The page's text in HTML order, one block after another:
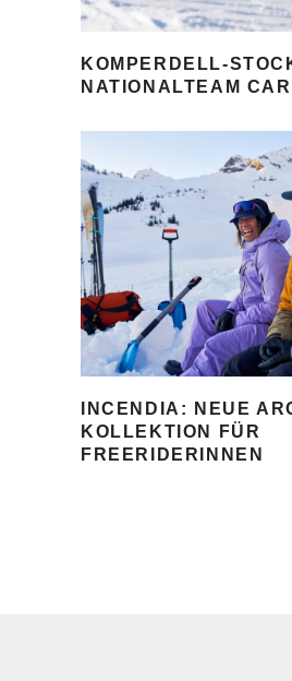
KOMPERDELL-
NATIONALTEAM
INCENDIA: NEUE
KOLLEKTION FÜR
FREERIDERINNEN